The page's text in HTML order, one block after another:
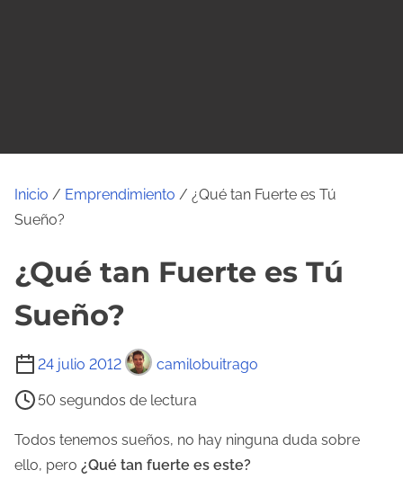
Inicio / Emprendimiento / ¿Qué tan Fuerte es Tú
Sueño?
¿Qué tan Fuerte es Tú
Sueño?
24 julio 2012 camilobuitrago
T
e
m
p
50 segundos de lectura
Todos tenemos sueños, no hay ninguna duda sobre
ello, pero ¿Qué tan fuerte es este?